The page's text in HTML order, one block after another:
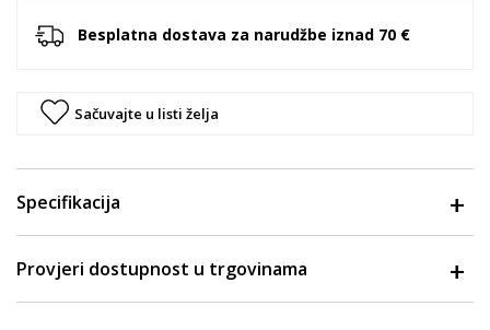
Besplatna dostava za narudžbe iznad 70 €
Sačuvajte u listi želja
Specifikacija
Provjeri dostupnost u trgovinama